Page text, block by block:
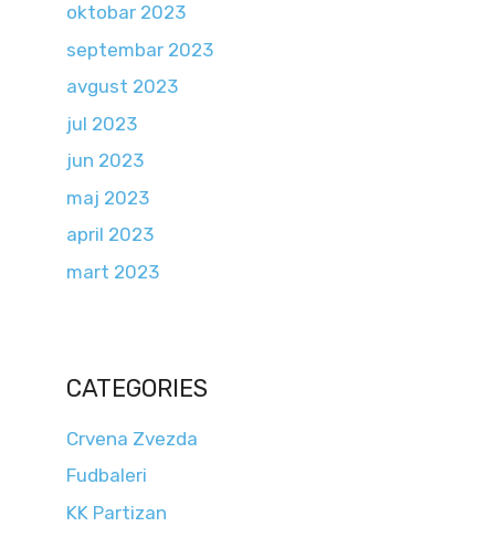
oktobar 2023
septembar 2023
avgust 2023
jul 2023
jun 2023
maj 2023
april 2023
mart 2023
CATEGORIES
Crvena Zvezda
Fudbaleri
KK Partizan